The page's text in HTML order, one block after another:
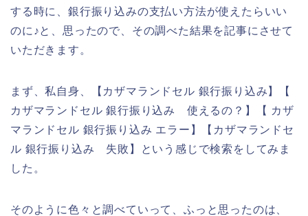
する時に、銀行振り込みの支払い方法が使えたらいい
のに♪と、思ったので、その調べた結果を記事にさせて
いただきます。
まず、私自身、【カザマランドセル 銀行振り込み】【
カザマランドセル 銀行振り込み 使えるの？】【 カザ
マランドセル 銀行振り込み エラー】【カザマランドセ
ル 銀行振り込み 失敗】という感じで検索をしてみま
した。
そのように色々と調べていって、ふっと思ったのは、